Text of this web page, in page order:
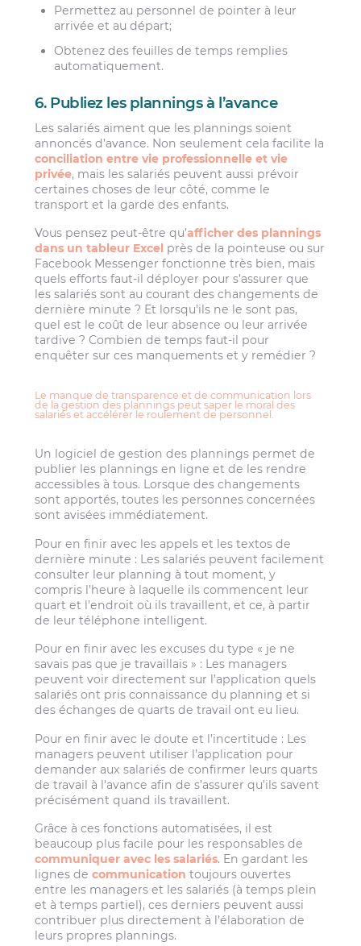
Permettez au personnel de pointer à leur
arrivée et au départ;
Obtenez des feuilles de temps remplies
automatiquement.
6. Publiez les plannings à l’avance
Les salariés aiment que les plannings soient
annoncés d’avance. Non seulement cela facilite la
conciliation entre vie professionnelle et vie
privée, mais les salariés peuvent aussi prévoir
certaines choses de leur côté, comme le
transport et la garde des enfants.
Vous pensez peut-être qu’afficher des plannings
dans un tableur Excel près de la pointeuse ou sur
Facebook Messenger fonctionne très bien, mais
quels efforts faut-il déployer pour s’assurer que
les salariés sont au courant des changements de
dernière minute ? Et lorsqu’ils ne le sont pas,
quel est le coût de leur absence ou leur arrivée
tardive ? Combien de temps faut-il pour
enquêter sur ces manquements et y remédier ?
Le manque de transparence et de communication lors
de la gestion des plannings peut saper le moral des
salariés et accélérer le roulement de personnel.
Un logiciel de gestion des plannings permet de
publier les plannings en ligne et de les rendre
accessibles à tous. Lorsque des changements
sont apportés, toutes les personnes concernées
sont avisées immédiatement.
Pour en finir avec les appels et les textos de
dernière minute : Les salariés peuvent facilement
consulter leur planning à tout moment, y
compris l’heure à laquelle ils commencent leur
quart et l’endroit où ils travaillent, et ce, à partir
de leur téléphone intelligent.
Pour en finir avec les excuses du type « je ne
savais pas que je travaillais » : Les managers
peuvent voir directement sur l’application quels
salariés ont pris connaissance du planning et si
des échanges de quarts de travail ont eu lieu.
Pour en finir avec le doute et l’incertitude : Les
managers peuvent utiliser l’application pour
demander aux salariés de confirmer leurs quarts
de travail à l’avance afin de s’assurer qu’ils savent
précisément quand ils travaillent.
Grâce à ces fonctions automatisées, il est
beaucoup plus facile pour les responsables de
communiquer avec les salariés. En gardant les
lignes decommunication toujours ouvertes
entre les managers et les salariés (à temps plein
et à temps partiel), ces derniers peuvent aussi
contribuer plus directement à l’élaboration de
leurs propres plannings.